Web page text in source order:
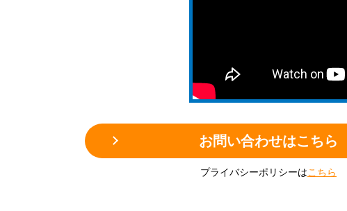
お問い合わせはこちら
プライバシーポリシーはこちら